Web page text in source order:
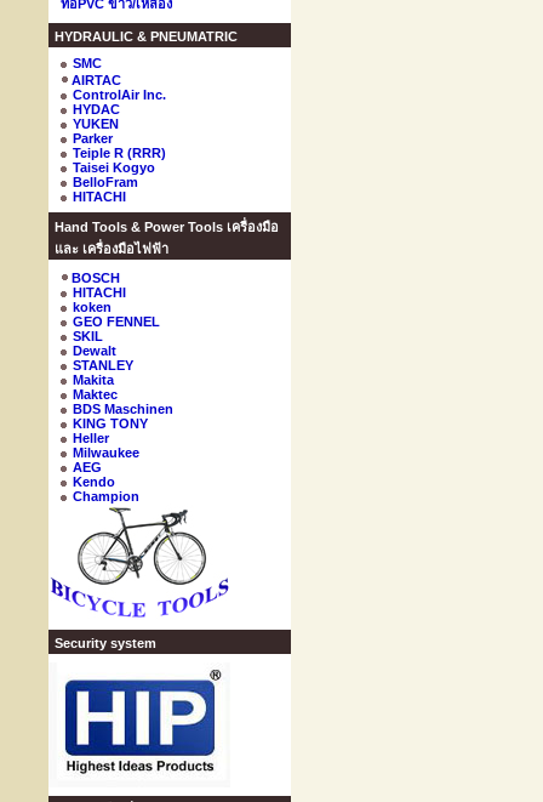
ท่อPVC ขาว/เหลือง
HYDRAULIC & PNEUMATRIC
SMC
AIRTAC
ControlAir Inc.
HYDAC
YUKEN
Parker
Teiple R (RRR)
Taisei Kogyo
BelloFram
HITACHI
Hand Tools & Power Tools เครื่องมือ
และ เครื่องมือไฟฟ้า
BOSCH
HITACHI
koken
GEO FENNEL
SKIL
Dewalt
STANLEY
Makita
Maktec
BDS Maschinen
KING TONY
Heller
Milwaukee
AEG
Kendo
Champion
Security system